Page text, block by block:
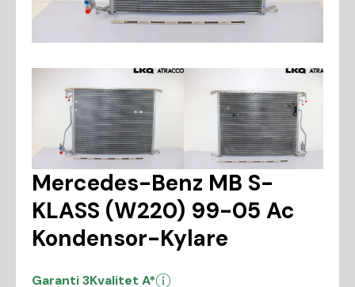
Mercedes-Benz MB S-
KLASS (W220) 99-05 Ac
Kondensor-Kylare
Garanti 3Kvalitet A*